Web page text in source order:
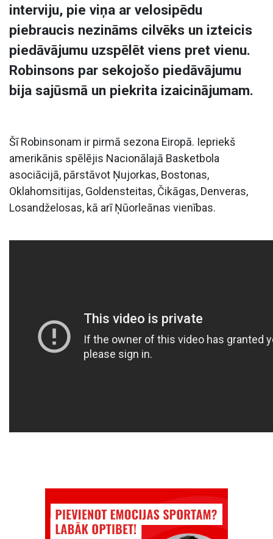
interviju, pie viņa ar velosipēdu
piebraucis nezināms cilvēks un izteicis
piedāvājumu uzspēlēt viens pret vienu.
Robinsons par sekojošo piedāvājumu
bija sajūsmā un piekrita izaicinājumam.
Šī Robinsonam ir pirmā sezona Eiropā. Iepriekš
amerikānis spēlējis Nacionālajā Basketbola
asociācijā, pārstāvot Ņujorkas, Bostonas,
Oklahomsitijas, Goldensteitas, Čikāgas, Denveras,
Losandželosas, kā arī Ņūorleānas vienības.